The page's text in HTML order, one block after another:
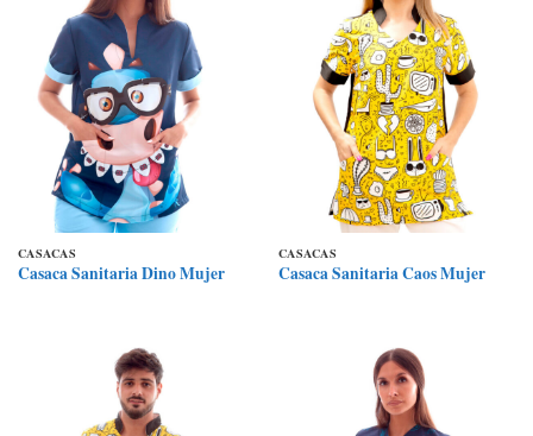
CASACAS
Casaca Sanitaria Dino Mujer
CASACAS
Casaca Sanitaria Caos Mujer